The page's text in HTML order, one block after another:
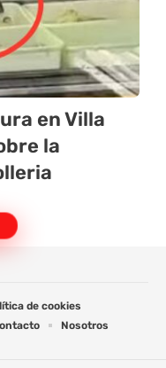
en Villa
la
de cookies
Nosotros